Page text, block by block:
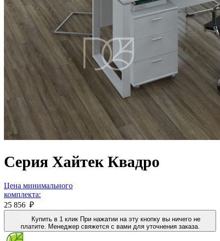
Серия Хайтек Квадро
Цена минимального
комплекта:
25 856 ₽
Купить в 1 клик При нажатии на эту кнопку вы ничего не
платите. Менеджер свяжется с вами для уточнения заказа.